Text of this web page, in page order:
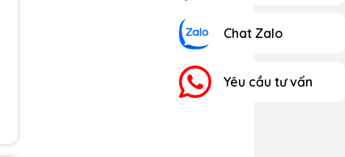
Chat Zalo
Yêu cầu tư vấn